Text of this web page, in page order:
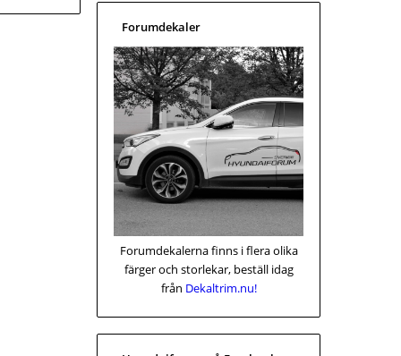
Forumdekaler
Forumdekalerna finns i flera olika
färger och storlekar, beställ idag
från Dekaltrim.nu!